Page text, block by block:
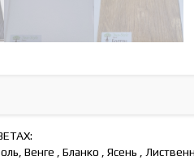
Венге , Бланко , Ясень ,